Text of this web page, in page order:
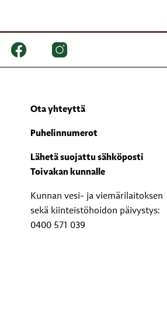
Ota yhteyttä
Puhelinnumerot
Lähetä suojattu sähköposti
Toivakan kunnalle
Kunnan vesi- ja viemärilaitoksen
sekä kiinteistöhoidon päivystys:
0400 571 039